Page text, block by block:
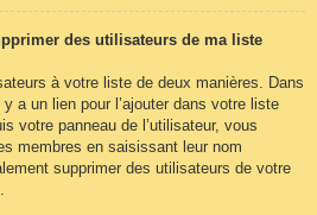
des utilisateurs de ma liste
à votre liste de deux manières. Dans
a un lien pour l’ajouter dans votre liste
votre panneau de l’utilisateur, vous
membres en saisissant leur nom
supprimer des utilisateurs de votre